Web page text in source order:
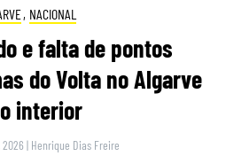
, NACIONAL
e falta de pontos
do Volta no Algarve
interior
2026 | Henrique Dias Freire